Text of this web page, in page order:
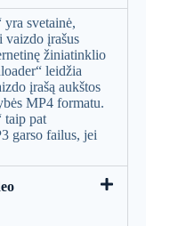
svetainė,
vaizdo įrašus
žiniatinklio
leidžia
įrašą aukštos
MP4 formatu.
taip pat
garso failus, jei